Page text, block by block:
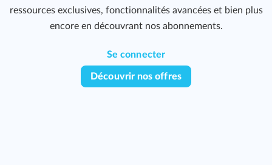
ressources exclusives, fonctionnalités avancées et bien plus
encore en découvrant nos abonnements.
Se connecter
Découvrir nos offres